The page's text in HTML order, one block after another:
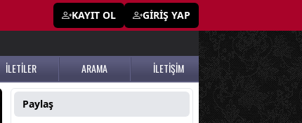
KAYIT OL GİRİŞ YAP
İLETİLER ARAMA İLETİŞİM
Paylaş